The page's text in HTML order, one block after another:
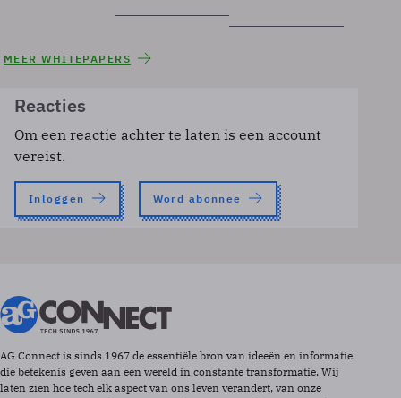
MEER WHITEPAPERS
Reacties
Om een reactie achter te laten is een account
vereist.
Inloggen Word abonnee
AG Connect is sinds 1967 de essentiële bron van ideeën en informatie
die betekenis geven aan een wereld in constante transformatie. Wij
laten zien hoe tech elk aspect van ons leven verandert, van onze